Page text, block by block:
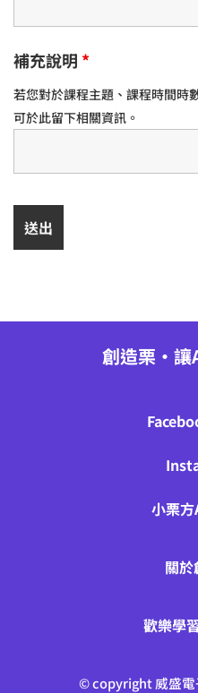
補充說明 *
若您對於課程主題、課程時間時
可於此留下相關資訊。
創造栗•讓
小栗
關
歡樂學
©copyright 威盛電